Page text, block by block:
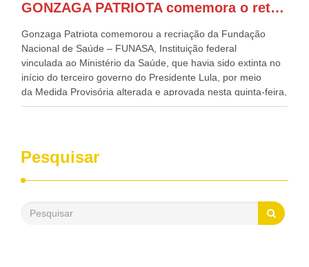
de todo Nordeste que também ajudam a fomentar o
GONZAGA PATRIOTA comemora o retorno da FUNASA
Gonzaga Patriota comemorou a recriação da Fundação
Nacional de Saúde – FUNASA, Instituição federal
vinculada ao Ministério da Saúde, que havia sido extinta no
início do terceiro governo do Presidente Lula, por meio
da Medida Provisória alterada e aprovada nesta quinta-feira,
pelo Congresso Nacional. Gonzaga Patriota disse hoje em
desenvolvimento dos seus municípios e, somente o ano
passado, essa Fundação distribuiu mais de três bilhões de
reais, com suas maravilhosas ações, dentre alas, mais de
saneamento básico, em pequenas comunidades rurais.
Patriota disse ainda que, mesmo sem mandato,
Pesquisar